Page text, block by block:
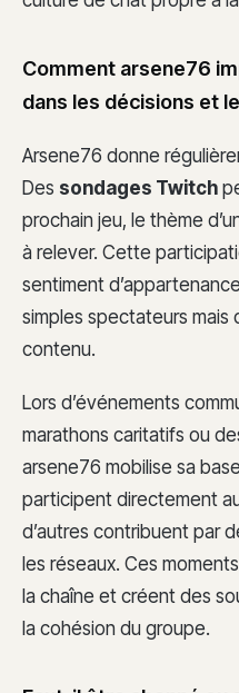
Comment arsene76
dans les décisions et
Arsene76 donne
Des sondages Twitch
prochain jeu, le thème
à relever. Cette
sentiment
simples spectateurs mais
contenu.
Lors d’événements
marathons caritatifs ou
arsene76 mobilise sa
participent directement
d’autres contribuent par
les réseaux. Ces
la chaîne et créent des
la cohésion du groupe.